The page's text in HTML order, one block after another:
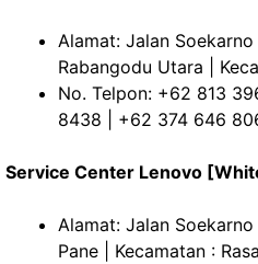
Alamat: Jalan
Rabangodu Utara |
No. Telpon: +62 813
8438 | +62 374 646
Service Center Lenovo
Alamat: Jalan
Pane | Kecamatan :